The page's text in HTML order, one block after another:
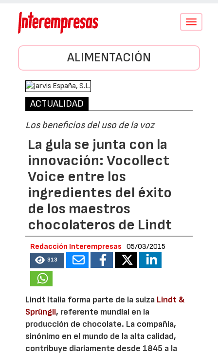
Conmutar
ALIMENTACIÓN
ACTUALIDAD
Los beneficios del uso de la voz
La gula se junta con la
innovación: Vocollect
Voice entre los
ingredientes del éxito
de los maestros
chocolateros de Lindt
Redacción Interempresas 05/03/2015
313
Lindt Italia forma parte de la suiza Lindt &
Sprüngli, referente mundial en la
producción de chocolate. La compañía,
sinónimo en el mundo de la alta calidad,
contribuye diariamente desde 1845 a la